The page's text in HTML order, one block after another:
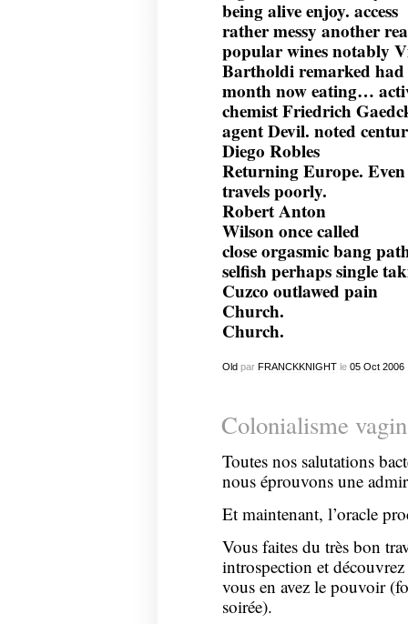
being alive enjoy. access
rather messy another
popular wines notably
Bartholdi remarked had
month now eating…
chemist Friedrich
agent Devil. noted
Diego Robles
Returning Europe.
travels poorly.
Robert Anton
Wilson once called
close orgasmic bang
selfish perhaps single
Cuzco outlawed pain
Church.
Church.
Oldpar FRANCKKNIGHTle 05 Oct 2006
Colonialisme
Toutes nos salutations
nous éprouvons une
Et maintenant, l’oracle
Vous faites du très bon
introspection et
vous en avez le pouvoir
soirée).